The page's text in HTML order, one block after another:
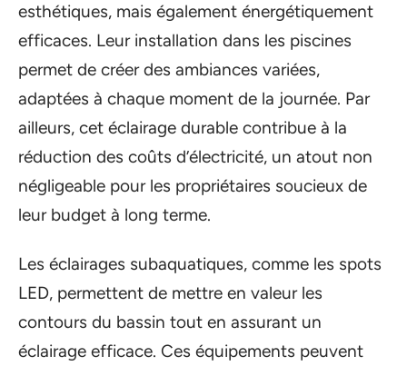
esthétiques, mais également énergétiquement
efficaces. Leur installation dans les piscines
permet de créer des ambiances variées,
adaptées à chaque moment de la journée. Par
ailleurs, cet éclairage durable contribue à la
réduction des coûts d’électricité, un atout non
négligeable pour les propriétaires soucieux de
leur budget à long terme.
Les éclairages subaquatiques, comme les spots
LED, permettent de mettre en valeur les
contours du bassin tout en assurant un
éclairage efficace. Ces équipements peuvent